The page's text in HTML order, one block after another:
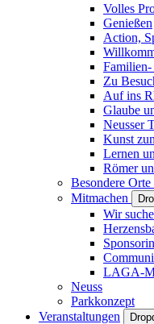
Volles
Genießen
Action,
Zu
Auf ins
Glaube
Neusser
Kunst
Lernen
Römer
Besondere
Mitmachen
Wir
LAGA-
Neuss
Parkkonzept
Veranstaltungen